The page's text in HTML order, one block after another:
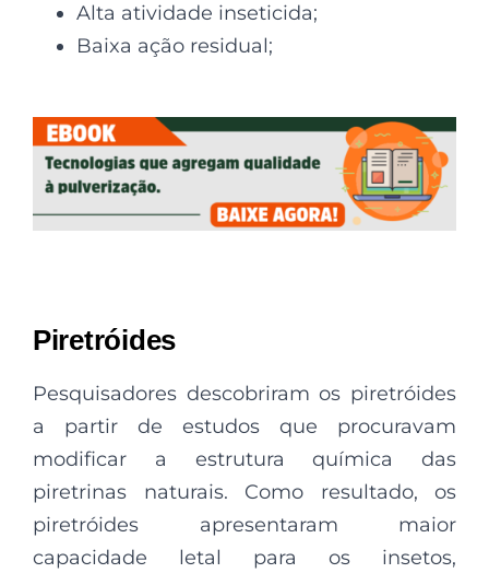
Alta atividade inseticida;
Baixa ação residual;
Piretróides
Pesquisadores descobriram os piretróides
a partir de estudos que procuravam
modificar a estrutura química das
piretrinas naturais. Como resultado, os
piretróides apresentaram maior
capacidade letal para os insetos,